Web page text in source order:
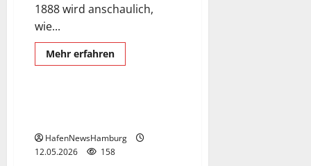
1888 wird anschaulich,
wie...
Mehr erfahrenMehr
Informationen
AUTOMUSEUM PROTOTYP
Museum
HafenNewsHamburg
12.05.2026
158